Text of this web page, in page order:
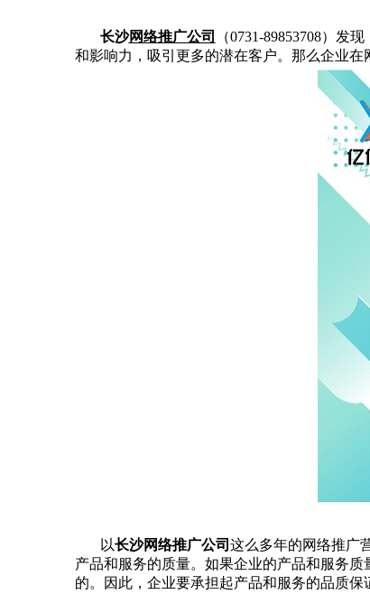
长沙网络推广公司
（0731-89853708）
和影响力，吸引更多的潜在客户。那么企业
以长沙网络推广公司 这么多年的网络推广
产品和服务的质量。如果企业的产品和服务
的。因此，企业要承担起产品和服务的品质保